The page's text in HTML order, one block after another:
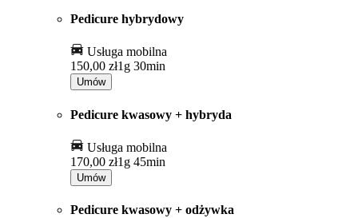
Pedicure hybrydowy
Usługa mobilna
150,00 zł1g 30min
Umów
Pedicure kwasowy + hybryda
Usługa mobilna
170,00 zł1g 45min
Umów
Pedicure kwasowy + odżywka